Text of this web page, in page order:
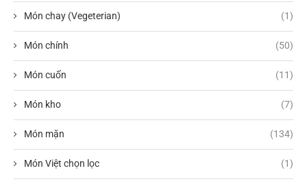
Món chay (Vegeterian) (1)
Món chính (50)
Món cuốn (11)
Món kho (7)
Món mặn (134)
Món Việt chọn lọc (1)